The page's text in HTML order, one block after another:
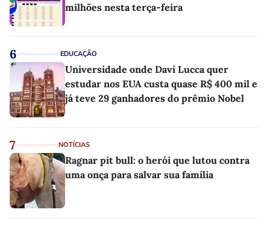
milhões nesta terça-feira
6 EDUCAÇÃO
Universidade onde Davi Lucca quer
estudar nos EUA custa quase R$ 400 mil e
já teve 29 ganhadores do prêmio Nobel
7 NOTÍCIAS
Ragnar pit bull: o herói que lutou contra
uma onça para salvar sua família